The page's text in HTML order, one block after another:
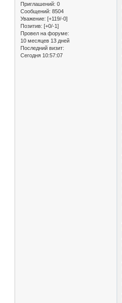
Приглашений: 0
Сообщений: 8504
Уважение: [+119/-0]
Позитив: [+0/-1]
Провел на форуме:
10 месяцев 13 дней
Последний визит:
Сегодня 10:57:07